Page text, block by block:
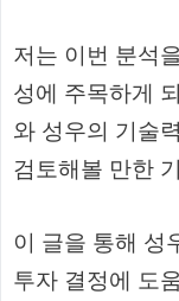
저는 이번 분석
성에 주목하게
와 성우의 기술
검토해볼 만한
이 글을 통해 성
투자 결정에 도